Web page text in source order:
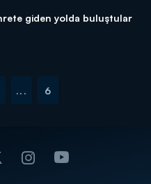
giden yolda buluştular
... 6